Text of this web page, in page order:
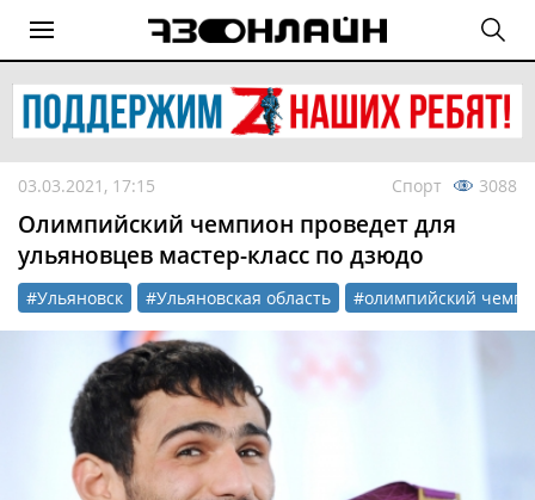
03.03.2021, 17:15 Спорт 3088
Олимпийский чемпион проведет для
ульяновцев мастер-класс по дзюдо
#Ульяновск #Ульяновская область #олимпийский